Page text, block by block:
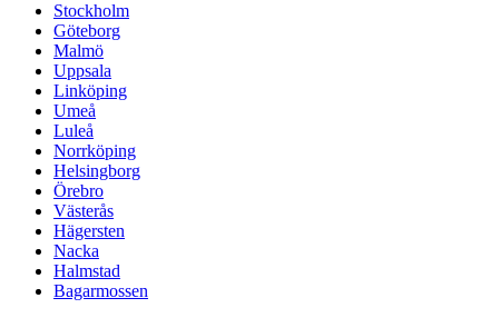
Stockholm
Göteborg
Malmö
Uppsala
Linköping
Umeå
Luleå
Norrköping
Helsingborg
Örebro
Västerås
Hägersten
Nacka
Halmstad
Bagarmossen